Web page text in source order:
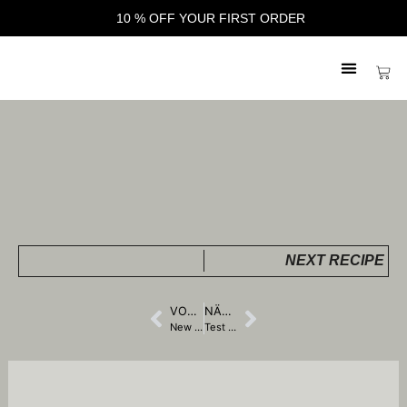
10 % OFF YOUR FIRST ORDER
NEXT RECIPE
VORIGER
New in our Store, Old Man of Storr
NÄCHSTER
Test Vorlage